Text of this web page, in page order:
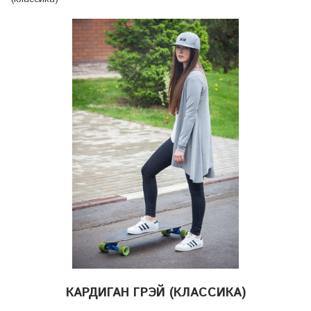
КАРДИГАН ГРЭЙ (КЛАССИКА)